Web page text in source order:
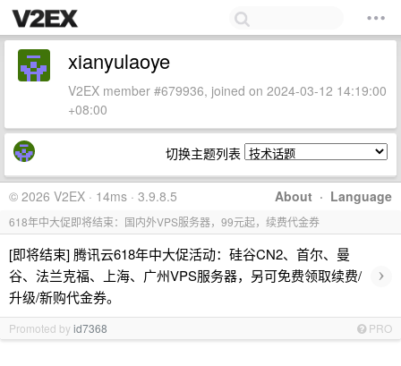
xianyulaoye
V2EX member #679936, joined on 2024-03-12 14:19:00
+08:00
切换主题列表
About · Language
© 2026 V2EX · 14ms · 3.9.8.5
618年中大促即将结束：国内外VPS服务器，99元起，续费代金券
[即将结束] 腾讯云618年中大促活动：硅谷CN2、首尔、曼
谷、法兰克福、上海、广州VPS服务器，另可免费领取续费/
升级/新购代金券。
›
Promoted byid7368 PRO